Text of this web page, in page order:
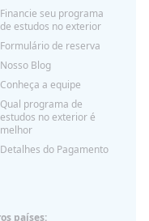
Financie seu programa
de estudos no exterior
Formulário de reserva
Nosso Blog
Conheça a equipe
Qual programa de
estudos no exterior é
melhor
Detalhes do Pagamento
países: